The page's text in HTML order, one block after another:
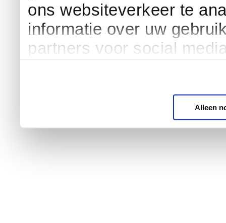
ons websiteverkeer te
informatie over uw
partners voor social
Alleen